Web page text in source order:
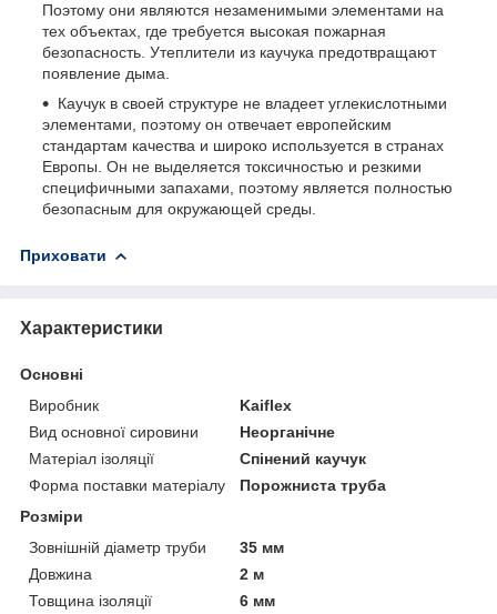
Поэтому они являются незаменимыми элементами на
тех объектах, где требуется высокая пожарная
безопасность. Утеплители из каучука предотвращают
появление дыма.
Каучук в своей структуре не владеет углекислотными
элементами, поэтому он отвечает европейским
стандартам качества и широко используется в странах
Европы. Он не выделяется токсичностью и резкими
специфичными запахами, поэтому является полностью
безопасным для окружающей среды.
Приховати
Характеристики
Основні
Виробник
Kaiflex
Вид основної сировини
Неорганічне
Матеріал ізоляції
Спінений каучук
Форма поставки матеріалу
Порожниста труба
Розміри
Зовнішній діаметр труби
35 мм
Довжина
2 м
Товщина ізоляції
6 мм